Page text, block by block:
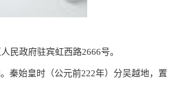
民政府驻宾虹西路2666号。
秦始皇时（公元前222年）分吴越地，置